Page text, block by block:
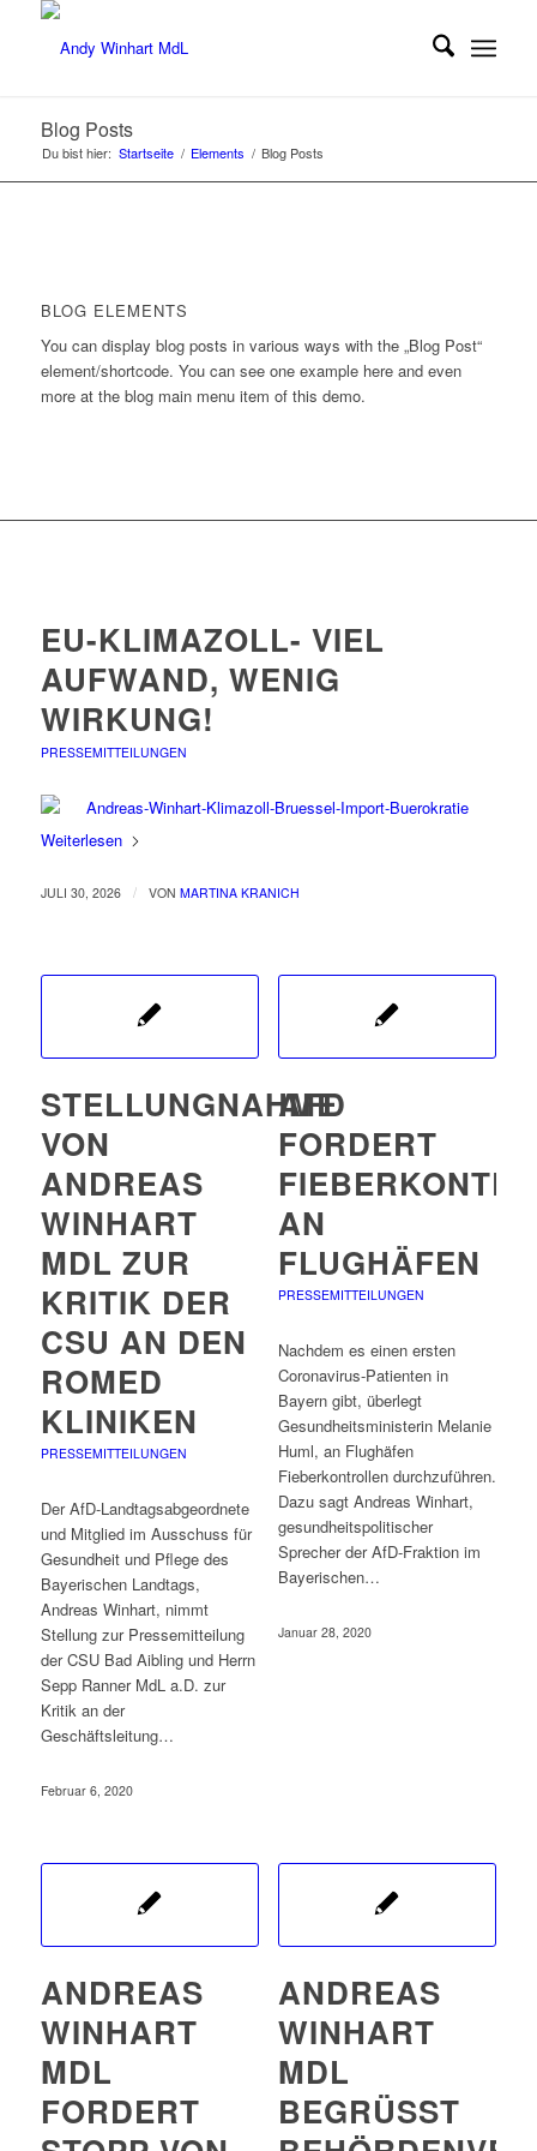
Blog Posts
Du bist hier: Startseite / Elements / Blog Posts
BLOG ELEMENTS
You can display blog posts in various ways with the „Blog Post“
element/shortcode. You can see one example here and even
more at the blog main menu item of this demo.
EU-KLIMAZOLL- VIEL
AUFWAND, WENIG
WIRKUNG!
PRESSEMITTEILUNGEN
Weiterlesen
JULI 30, 2026 / VON MARTINA KRANICH
STELLUNGNAHME
VON
ANDREAS
WINHART
MDL ZUR
KRITIK DER
CSU AN DEN
ROMED
KLINIKEN
PRESSEMITTEILUNGEN
Der AfD-Landtagsabgeordnete
und Mitglied im Ausschuss für
Gesundheit und Pflege des
Bayerischen Landtags,
Andreas Winhart, nimmt
Stellung zur Pressemitteilung
der CSU Bad Aibling und Herrn
Sepp Ranner MdL a.D. zur
Kritik an der
Geschäftsleitung…
Februar 6, 2020
AFD
FORDERT
AN
FLUGHÄFEN
PRESSEMITTEILUNGEN
Nachdem es einen ersten
Coronavirus-Patienten in
Bayern gibt, überlegt
Gesundheitsministerin Melanie
Huml, an Flughäfen
Fieberkontrollen durchzuführen.
Dazu sagt Andreas Winhart,
gesundheitspolitischer
Sprecher der AfD-Fraktion im
Bayerischen…
Januar 28, 2020
ANDREAS
WINHART
MDL
FORDERT
ANDREAS
WINHART
MDL
BEGRÜSST B